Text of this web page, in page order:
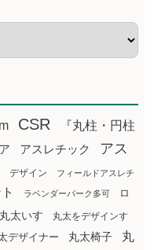
CSR
『丸柱・円柱
アスレチック
アス
デザイン フィールドアスレチ
ラベンダーパーク多可
ロ
丸太いす
丸太をデザインす
デザイナー 丸太椅子 丸